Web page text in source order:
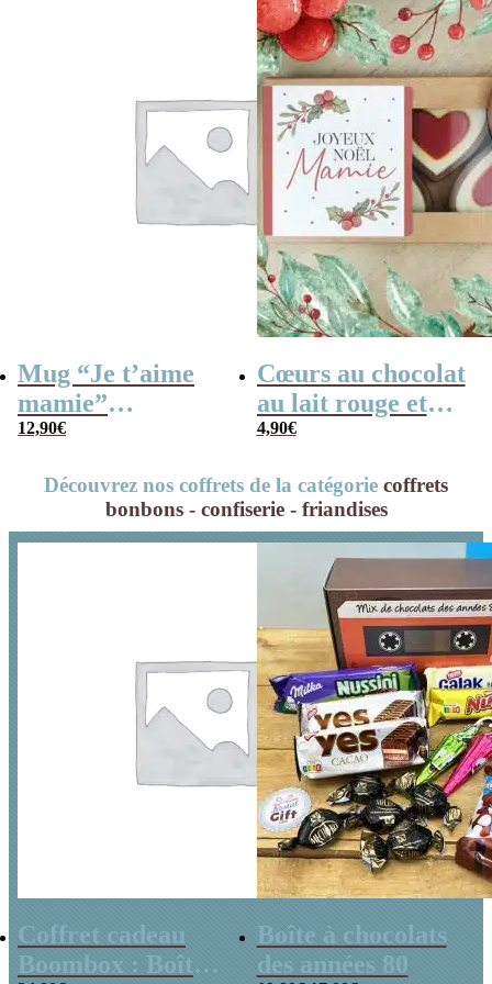
Mug “Je t’aime
mamie”
personnalisable et
coeurs x10
12,90€
Cœurs au chocolat
au lait rouge et
blanc x4 “Joyeux
Cadeau Noël
4,90€
Découvrez nos coffrets de la catégorie coffrets
bonbons - confiserie - friandises
Coffret cadeau
Boombox : Boîte
Boîte à chocolats
des années 80